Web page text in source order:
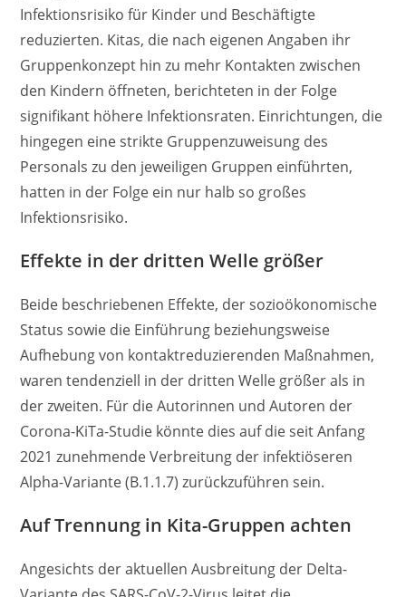
Infektionsrisiko für Kinder und Beschäftigte
reduzierten. Kitas, die nach eigenen Angaben ihr
Gruppenkonzept hin zu mehr Kontakten zwischen
den Kindern öffneten, berichteten in der Folge
signifikant höhere Infektionsraten. Einrichtungen, die
hingegen eine strikte Gruppenzuweisung des
Personals zu den jeweiligen Gruppen einführten,
hatten in der Folge ein nur halb so großes
Infektionsrisiko.
Effekte in der dritten Welle größer
Beide beschriebenen Effekte, der sozioökonomische
Status sowie die Einführung beziehungsweise
Aufhebung von kontaktreduzierenden Maßnahmen,
waren tendenziell in der dritten Welle größer als in
der zweiten. Für die Autorinnen und Autoren der
Corona-KiTa-Studie könnte dies auf die seit Anfang
2021 zunehmende Verbreitung der infektiöseren
Alpha-Variante (B.1.1.7) zurückzuführen sein.
Auf Trennung in Kita-Gruppen achten
Angesichts der aktuellen Ausbreitung der Delta-